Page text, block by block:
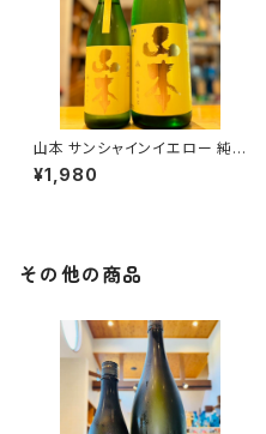
山本 サンシャインイエロー 純
米吟醸 720ml１本（山本酒造・
秋田県山本郡八峰町）
¥1,980
その他の商品